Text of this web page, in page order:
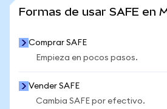
Formas de usar SAFE en
Comprar SAFE
Empieza en pocos pasos.
Vender SAFE
Cambia SAFE por efectivo.